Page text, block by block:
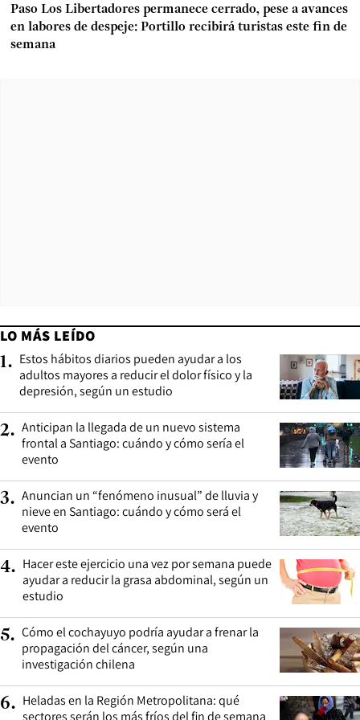
Paso Los Libertadores permanece cerrado, pese a avances
en labores de despeje: Portillo recibirá turistas este fin de
semana
LO MÁS LEÍDO
1. Estos hábitos diarios pueden ayudar a los
adultos mayores a reducir el dolor físico y la
depresión, según un estudio
2. Anticipan la llegada de un nuevo sistema
frontal a Santiago: cuándo y cómo sería el
evento
3. Anuncian un “fenómeno inusual” de lluvia y
nieve en Santiago: cuándo y cómo será el
evento
4. Hacer este ejercicio una vez por semana puede
ayudar a reducir la grasa abdominal, según un
estudio
5. Cómo el cochayuyo podría ayudar a frenar la
propagación del cáncer, según una
investigación chilena
6. Heladas en la Región Metropolitana: qué
sectores serán los más fríos del fin de semana